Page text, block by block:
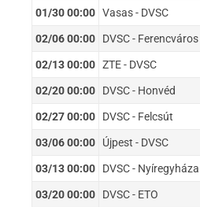
01/30 00:00 Vasas - DVSC
02/06 00:00 DVSC - Ferencváros
02/13 00:00 ZTE - DVSC
02/20 00:00 DVSC - Honvéd
02/27 00:00 DVSC - Felcsút
03/06 00:00 Újpest - DVSC
03/13 00:00 DVSC - Nyíregyháza
03/20 00:00 DVSC - ETO